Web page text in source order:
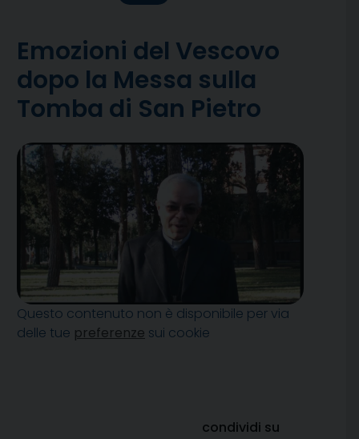
Emozioni del Vescovo
dopo la Messa sulla
Tomba di San Pietro
Questo contenuto non è disponibile per via
delle tue preferenze sui cookie
condividi su